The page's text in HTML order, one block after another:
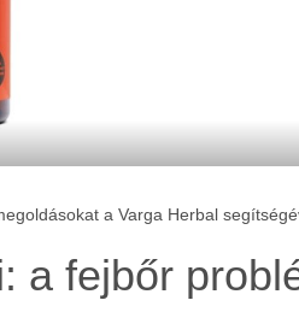
a Varga Herbal
a fejbőr